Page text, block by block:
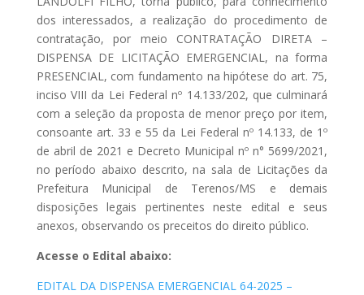
dos interessados, a realização do procedimento de
contratação, por meio CONTRATAÇÃO DIRETA –
DISPENSA DE LICITAÇÃO EMERGENCIAL, na forma
PRESENCIAL, com fundamento na hipótese do art. 75,
inciso VIII da Lei Federal nº 14.133/202, que culminará
com a seleção da proposta de menor preço por item,
consoante art. 33 e 55 da Lei Federal nº 14.133, de 1º
de abril de 2021 e Decreto Municipal nº n° 5699/2021,
no período abaixo descrito, na sala de Licitações da
Prefeitura Municipal de Terenos/MS e demais
disposições legais pertinentes neste edital e seus
anexos, observando os preceitos do direito público.
Acesse o Edital abaixo:
EDITAL DA DISPENSA EMERGENCIAL 64-2025 –